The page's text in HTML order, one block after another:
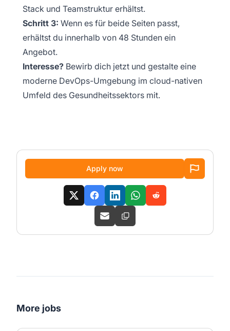
Stack und Teamstruktur erhältst.
Schritt 3: Wenn es für beide Seiten passt,
erhältst du innerhalb von 48 Stunden ein
Angebot.
Interesse? Bewirb dich jetzt und gestalte eine
moderne DevOps-Umgebung im cloud-nativen
Umfeld des Gesundheitssektors mit.
Apply now
More jobs